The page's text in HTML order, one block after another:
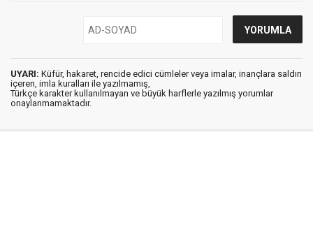
UYARI: Küfür, hakaret, rencide edici cümleler veya imalar, inançlara saldırı
içeren, imla kuralları ile yazılmamış,
Türkçe karakter kullanılmayan ve büyük harflerle yazılmış yorumlar
onaylanmamaktadır.